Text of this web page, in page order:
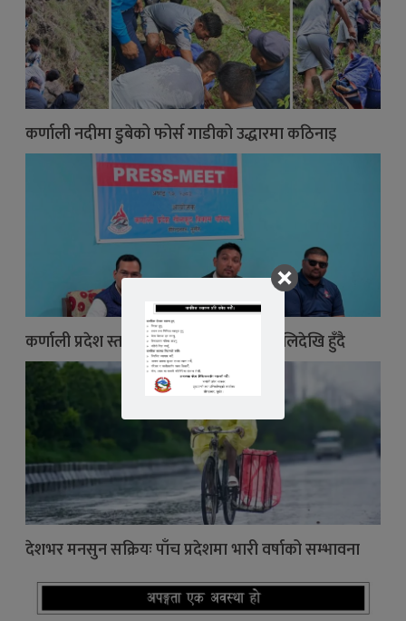
कर्णाली नदीमा डुबेको फोर्स गाडीको उद्धारमा कठिनाइ
कर्णाली प्रदेश स्तरीय फुटबल प्रतियोगिता भोलिदेखि हुँदै
देशभर मनसुन सक्रियः पाँच प्रदेशमा भारी वर्षाको सम्भावना